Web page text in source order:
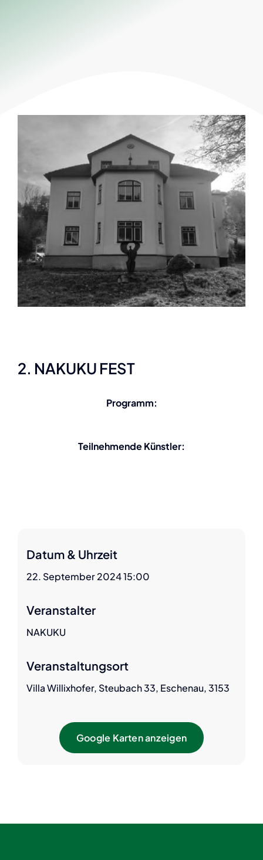
2. NAKUKU FEST
Programm:
Teilnehmende Künstler:
Datum & Uhrzeit
22. September 2024 15:00
Veranstalter
NAKUKU
Veranstaltungsort
Villa Willixhofer, Steubach 33, Eschenau, 3153
Google Karten anzeigen